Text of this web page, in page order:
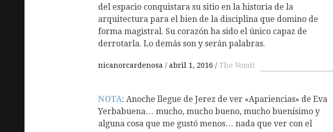
del espacio conquistara su sitio en la historia de la
arquitectura para el bien de la disciplina que domino de
forma magistral. Su corazón ha sido el único capaz de
derrotarla. Lo demás son y serán palabras.
nicanorcardenosa abril 1, 2016 The Vomit
NOTA: Anoche llegue de Jerez de ver «Apariencias» de Eva
Yerbabuena… mucho, mucho bueno, mucho buenísimo y
alguna cosa que me gustó menos… nada que ver con el